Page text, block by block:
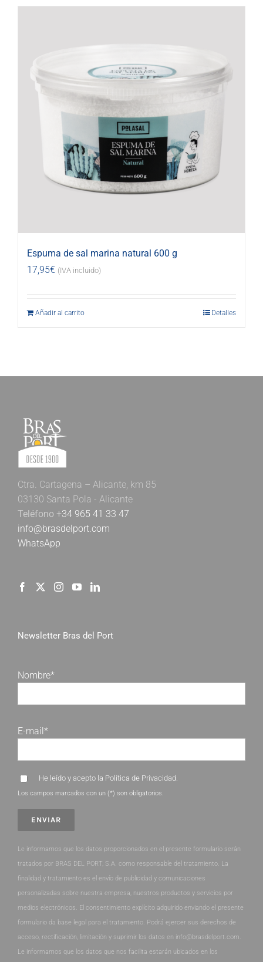
Espuma de sal marina natural 600 g
17,95€ (IVA incluido)
Añadir al carrito Detalles
Ctra. Cartagena – Alicante, km 85
03130 Santa Pola - Alicante
Teléfono +34 965 41 33 47
info@brasdelport.com
WhatsApp
Newsletter Bras del Port
Nombre*
E-mail*
He leído y acepto la Política de Privacidad.
Los campos marcados con un (*) son obligatorios.
Le informamos que los datos proporcionados en el presente formulario serán
tratados por BRAS DEL PORT, S.A. como responsable del tratamiento. La
finalidad y tratamiento es el envío de publicidad y comunicaciones
personalizadas sobre nuestra empresa, nuestros productos y servicios por
medios electrónicos. El consentimiento explícito adquirido enviando el presente
formulario da base legal para el tratamiento. Podrá ejercer sus derechos de
acceso, rectificación, limitación y suprimir los datos en info@brasdelport.com.
Le informamos que los datos que nos facilita estarán ubicados en los